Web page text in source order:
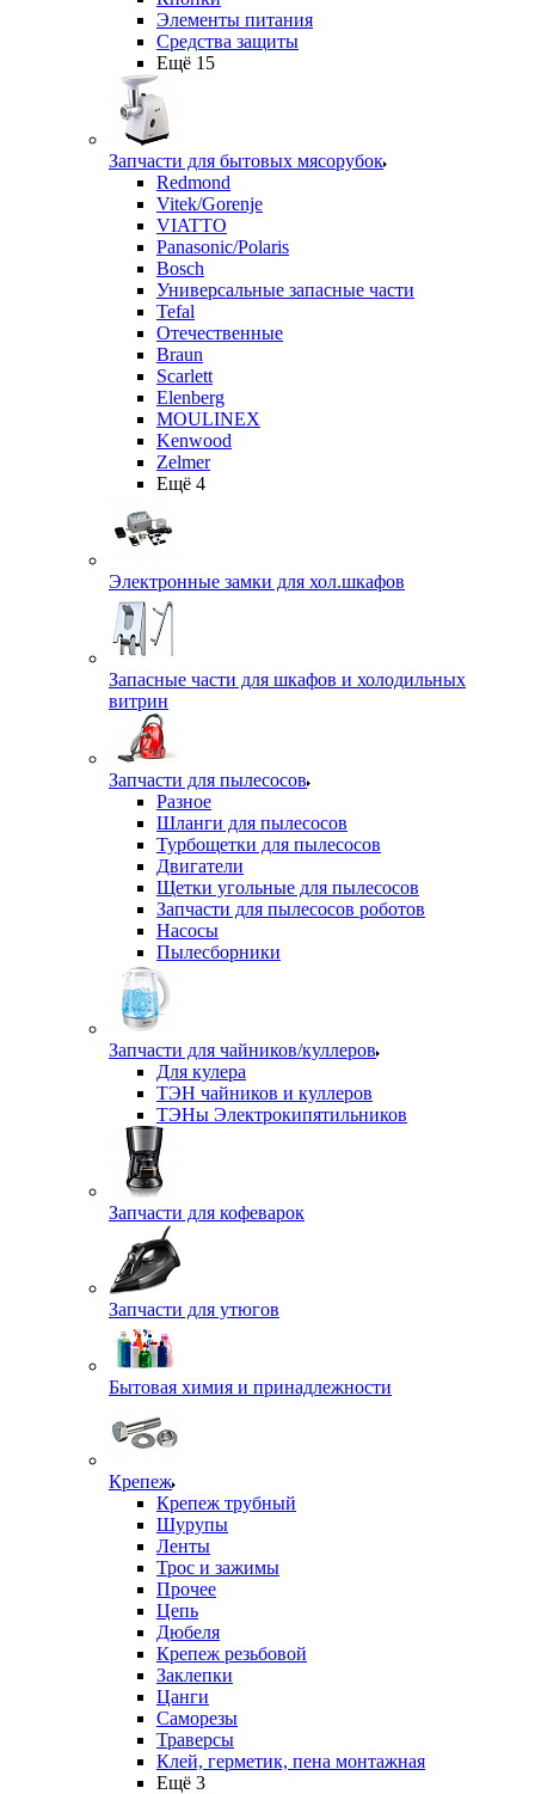
Элементы питания
Средства защиты
Ещё 15
Запчасти для бытовых мясорубок
Redmond
Vitek/Gorenje
VIATTO
Panasonic/Polaris
Bosch
Универсальные запасные части
Tefal
Отечественные
Braun
Scarlett
Elenberg
MOULINEX
Kenwood
Zelmer
Ещё 4
Электронные замки для хол.шкафов
Запасные части для шкафов и холодильных
витрин
Запчасти для пылесосов
Разное
Шланги для пылесосов
Турбощетки для пылесосов
Двигатели
Щетки угольные для пылесосов
Запчасти для пылесосов роботов
Насосы
Пылесборники
Запчасти для чайников/куллеров
Для кулера
ТЭН чайников и куллеров
ТЭНы Электрокипятильников
Запчасти для кофеварок
Запчасти для утюгов
Бытовая химия и принадлежности
Крепеж
Крепеж трубный
Шурупы
Ленты
Трос и зажимы
Прочее
Цепь
Дюбеля
Крепеж резьбовой
Заклепки
Цанги
Саморезы
Траверсы
Клей, герметик, пена монтажная
Ещё 3